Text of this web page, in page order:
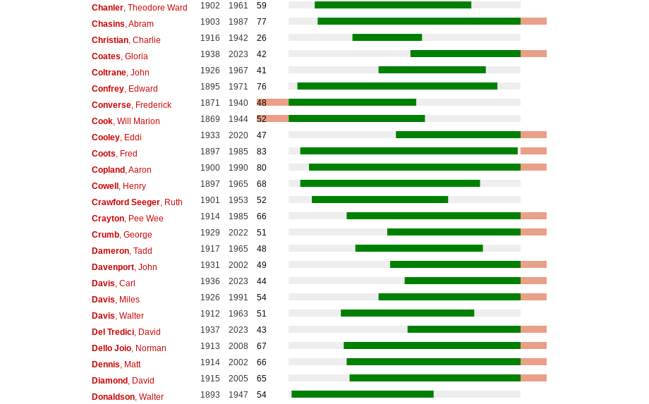
Chanler, Theodore Ward 1902 1961
59
Chasins , Abram 1903 1987
77
Christian, Charlie 1916 1942
26
Coates , Gloria 1938 2023
42
Coltrane, John 1926 1967
41
Confrey, Edward 1895 1971
76
Converse, Frederick 1871 1940
48
Cook, Will Marion 1869 1944
52
Cooley, Eddi 1933 2020
47
Coots , Fred 1897 1985
83
Copland, Aaron 1900 1990
80
Cowell, Henry 1897 1965
68
Crawford Seeger, Ruth 1901 1953
52
Crayton, Pee Wee 1914 1985
66
Crumb, George 1929 2022
51
Dameron, Tadd 1917 1965
48
Davenport, John 1931 2002
49
Davis , Carl 1936 2023
44
Davis , Miles 1926 1991
54
Davis , Walter 1912 1963
51
Del Tredici, David 1937 2023
43
Dello Joio, Norman 1913 2008
67
Dennis , Matt 1914 2002
66
Diamond, David 1915 2005
65
Donaldson, Walter 1893 1947
54